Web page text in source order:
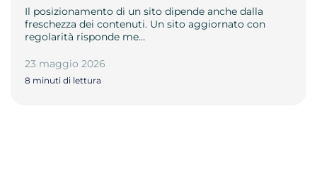
Il posizionamento di un sito dipende anche dalla
freschezza dei contenuti. Un sito aggiornato con
regolarità risponde me…
23 maggio 2026
8 minuti di lettura